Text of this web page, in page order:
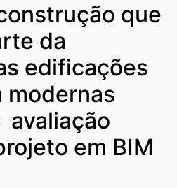
que
da
edificações
modernas
em BIM